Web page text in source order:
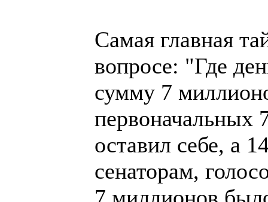
Самая главная
вопросе: "Где
сумму 7
первоначальных
оставил себе, а
сенаторам,
7 миллионов